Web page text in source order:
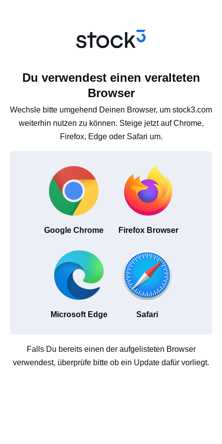
Du verwendest einen veralteten
Browser
Wechsle bitte umgehend Deinen Browser, um stock3.com
weiterhin nutzen zu können. Steige jetzt auf Chrome,
Firefox, Edge oder Safari um.
Google Chrome Firefox Browser
Microsoft Edge Safari
Falls Du bereits einen der aufgelisteten Browser
verwendest, überprüfe bitte ob ein Update dafür vorliegt.